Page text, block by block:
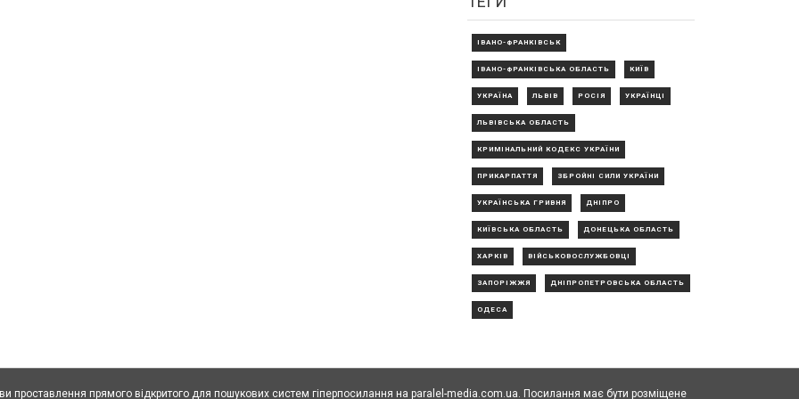
ІВАНО-ФРАНКІВСЬК
ІВАНО-ФРАНКІВСЬКА ОБЛАСТЬ КИЇВ
УКРАЇНА ЛЬВІВ РОСІЯ УКРАЇНЦІ
ЛЬВІВСЬКА ОБЛАСТЬ
КРИМІНАЛЬНИЙ КОДЕКС УКРАЇНИ
ПРИКАРПАТТЯ ЗБРОЙНІ СИЛИ УКРАЇНИ
УКРАЇНСЬКА ГРИВНЯ ДНІПРО
КИЇВСЬКА ОБЛАСТЬ ДОНЕЦЬКА ОБЛАСТЬ
ХАРКІВ ВІЙСЬКОВОСЛУЖБОВЦІ
ЗАПОРІЖЖЯ ДНІПРОПЕТРОВСЬКА ОБЛАСТЬ
ОДЕСА
проставлення прямого відкритого для пошукових систем гіперпосилання на paralel-media.com.ua. Посилання має бути розміщене